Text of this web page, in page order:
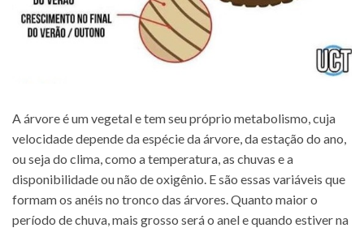
A árvore é um vegetal e tem seu próprio metabolismo, cuja
velocidade depende da espécie da árvore, da estação do ano,
ou seja do clima, como a temperatura, as chuvas e a
disponibilidade ou não de oxigênio. E são essas variáveis que
formam os anéis no tronco das árvores. Quanto maior o
período de chuva, mais grosso será o anel e quando estiver na